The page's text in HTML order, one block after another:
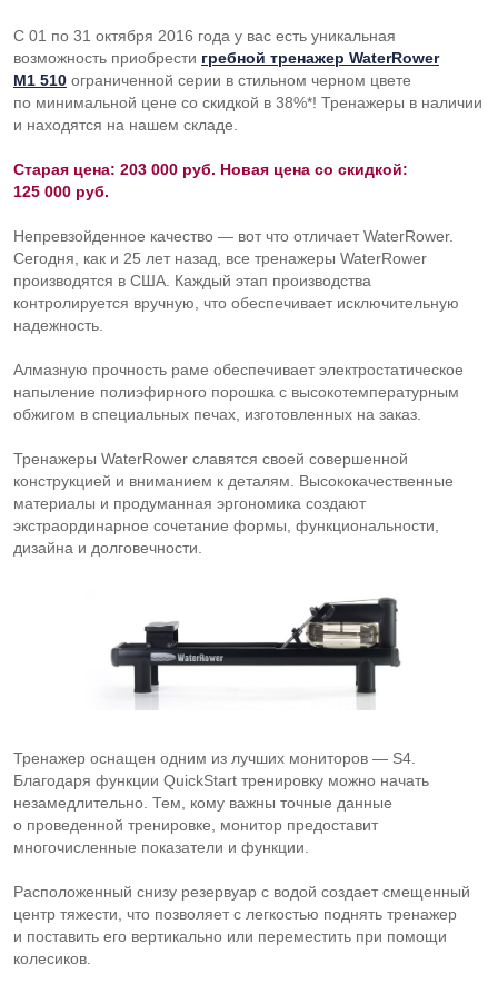
С 01 по 31 октября 2016 года у вас есть уникальная
возможность приобрести гребной тренажер WaterRower
M1 510 ограниченной серии в стильном черном цвете
по минимальной цене со скидкой в 38%*! Тренажеры в наличии
и находятся на нашем складе.
Старая цена: 203 000 руб. Новая цена со скидкой:
125 000 руб.
Непревзойденное качество — вот что отличает WaterRower.
Сегодня, как и 25 лет назад, все тренажеры WaterRower
производятся в США. Каждый этап производства
контролируется вручную, что обеспечивает исключительную
надежность.
Алмазную прочность раме обеспечивает электростатическое
напыление полиэфирного порошка с высокотемпературным
обжигом в специальных печах, изготовленных на заказ.
Тренажеры WaterRower славятся своей совершенной
конструкцией и вниманием к деталям. Высококачественные
материалы и продуманная эргономика создают
экстраординарное сочетание формы, функциональности,
дизайна и долговечности.
Тренажер оснащен одним из лучших мониторов — S4.
Благодаря функции QuickStart тренировку можно начать
незамедлительно. Тем, кому важны точные данные
о проведенной тренировке, монитор предоставит
многочисленные показатели и функции.
Расположенный снизу резервуар с водой создает смещенный
центр тяжести, что позволяет с легкостью поднять тренажер
и поставить его вертикально или переместить при помощи
колесиков.